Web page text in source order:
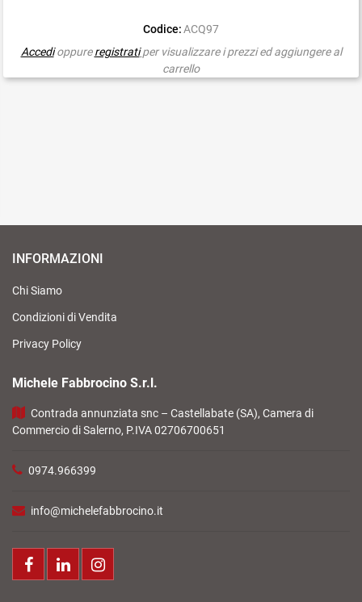
Codice: ACQ97
Accedioppureregistrati per visualizzare i prezzi ed aggiungere al
carrello
INFORMAZIONI
Chi Siamo
Condizioni di Vendita
Privacy Policy
Michele Fabbrocino S.r.l.
Contrada annunziata snc – Castellabate (SA), Camera di
Commercio di Salerno, P.IVA 02706700651
0974.966399
info@michelefabbrocino.it
FacebookLinkedIn